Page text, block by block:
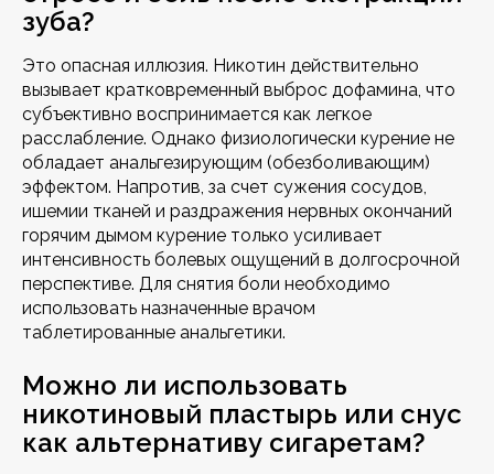
зуба?
Это опасная иллюзия. Никотин действительно
вызывает кратковременный выброс дофамина, что
субъективно воспринимается как легкое
расслабление. Однако физиологически курение не
обладает анальгезирующим (обезболивающим)
эффектом. Напротив, за счет сужения сосудов,
ишемии тканей и раздражения нервных окончаний
горячим дымом курение только усиливает
интенсивность болевых ощущений в долгосрочной
перспективе. Для снятия боли необходимо
использовать назначенные врачом
таблетированные анальгетики.
Можно ли использовать
никотиновый пластырь или снус
как альтернативу сигаретам?